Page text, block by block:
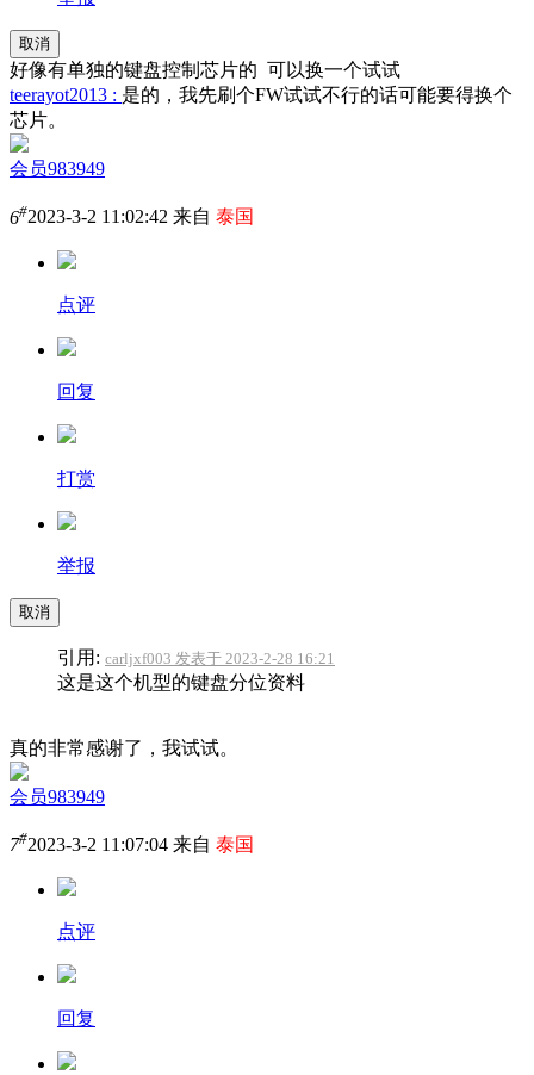
取消
好像有单独的键盘控制芯片的 可以换一个试试
teerayot2013 : 是的，我先刷个FW试试不行的话可能要得换个
芯片。
会员983949
6#2023-3-2 11:02:42 来自 泰国
点评
回复
打赏
举报
取消
引用: carljxf003 发表于 2023-2-28 16:21
这是这个机型的键盘分位资料
真的非常感谢了，我试试。
会员983949
7#2023-3-2 11:07:04 来自 泰国
点评
回复